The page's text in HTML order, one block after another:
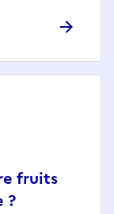
fruits
?